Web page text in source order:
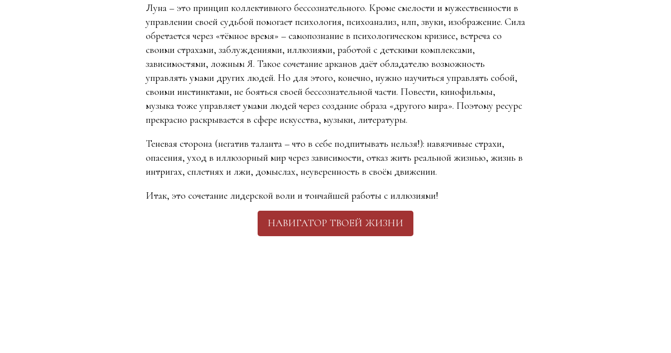
Луна – это принцип коллективного бессознательного. Кроме смелости и мужественности в
управлении своей судьбой помогает психология, психоанализ, нлп, звуки, изображение. Сила
обретается через «тёмное время» – самопознание в психологическом кризисе, встреча со
своими страхами, заблуждениями, иллюзиями, работой с детскими комплексами,
зависимостями, ложным Я. Такое сочетание арканов даёт обладателю возможность
управлять умами других людей. Но для этого, конечно, нужно научиться управлять собой,
своими инстинктами, не бояться своей бессознательной части. Повести, кинофильмы,
музыка тоже управляет умами людей через создание образа «другого мира». Поэтому ресурс
прекрасно раскрывается в сфере искусства, музыки, литературы.
Теневая сторона (негатив таланта – что в себе подпитывать нельзя!): навязчивые страхи,
опасения, уход в иллюзорный мир через зависимости, отказ жить реальной жизнью, жизнь в
интригах, сплетнях и лжи, домыслах, неуверенность в своём движении.
Итак, это сочетание лидерской воли и тончайшей работы с иллюзиями!
НАВИГАТОР ТВОЕЙ ЖИЗНИ